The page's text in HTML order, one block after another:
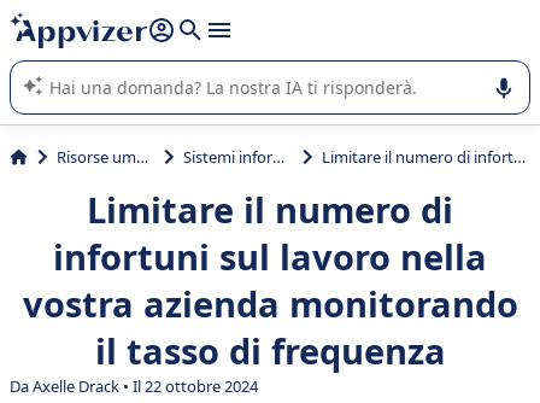
righe con
shift + enter
L'IA di Appvizer vi guida nell'utilizzo o nella scelta di un
software SaaS per la vostra azienda.
Risorse umane (HR) Sistemi informativi HR Limitare il numero di infortuni sul lavoro nella vostra azienda monitorando il tasso di frequenza
Limitare il numero di
infortuni sul lavoro nella
vostra azienda monitorando
il tasso di frequenza
Da Axelle Drack • Il 22 ottobre 2024